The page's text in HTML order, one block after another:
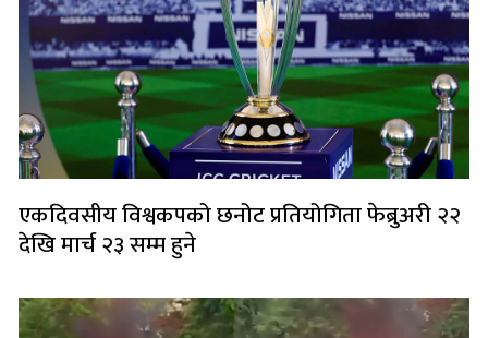
एकदिवसीय विश्वकपको छनोट प्रतियोगिता फेब्रुअरी २२
देखि मार्च २३ सम्म हुने